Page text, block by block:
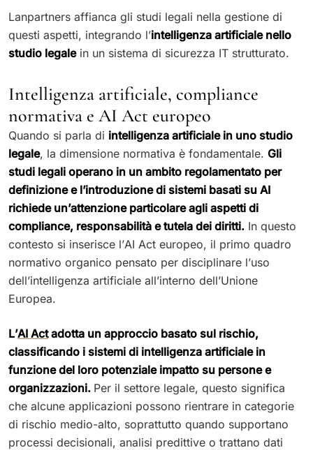
Lanpartners affianca gli studi legali nella gestione di
questi aspetti, integrando l’intelligenza artificiale nello
studio legalein un sistema di sicurezza IT strutturato.
Intelligenza artificiale, compliance
normativa e AI Act europeo
Quando si parla di intelligenza artificiale in uno studio
legale, la dimensione normativa è fondamentale. Gli
studi legali operano in un ambito regolamentato per
definizione e l’introduzione di sistemi basati su AI
richiede un’attenzione particolare agli aspetti di
compliance, responsabilità e tutela dei diritti. In questo
contesto si inserisce l’AI Act europeo, il primo quadro
normativo organico pensato per disciplinare l’uso
dell’intelligenza artificiale all’interno dell’Unione
Europea.
L’AI Actadotta un approccio basato sul rischio,
classificando i sistemi di intelligenza artificiale in
funzione del loro potenziale impatto su persone e
organizzazioni. Per il settore legale, questo significa
che alcune applicazioni possono rientrare in categorie
di rischio medio-alto, soprattutto quando supportano
processi decisionali, analisi predittive o trattano dati